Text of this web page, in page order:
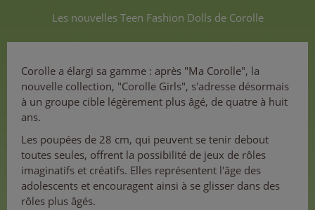
Les nouvelles Teen Fashion Dolls de Corolle
Corolle a élargi sa gamme : après "Ma Corolle", la
nouvelle collection, "Corolle Girls", s'adresse désormais
à un groupe cible légèrement plus âgé, de quatre à huit
ans.
Les poupées de 28 cm, qui peuvent se tenir debout
toutes seules, offrent la possibilité de jeux de rôles
imaginatifs et créatifs. Elles représentent l'âge des
adolescents et encouragent ainsi à se glisser dans des
rôles plus âgés.